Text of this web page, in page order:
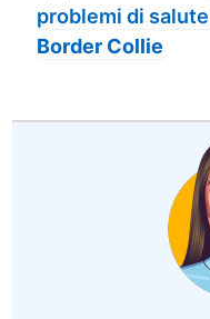
problemi di
Border Collie